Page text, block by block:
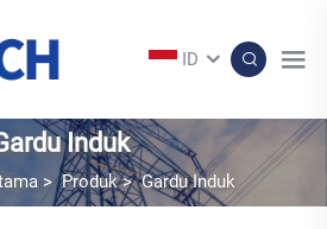
ID
Induk
>Produk>Gardu Induk